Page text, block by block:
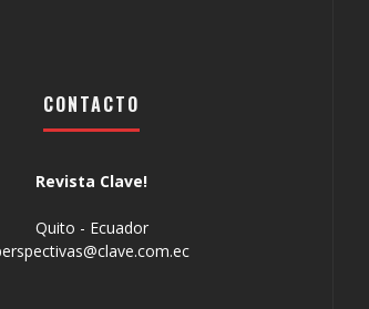
CONTACTO
Revista Clave!
Quito - Ecuador